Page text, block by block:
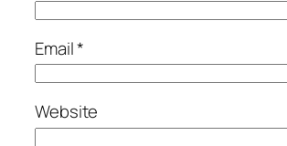
Email*
Website